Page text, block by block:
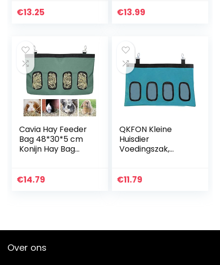
Chinchilla
Voerbak Houder
Plastic
Dierbenodigdhede
n (geel)
€13.25 €13.99
Cavia Hay Feeder
Bag 48*30*5 cm
Konijn Hay Bag
Cavia Konijn,
€14.79
QKFON Kleine
Huisdier
Voedingszak,
Feeder Houder
€11.79
Over ons